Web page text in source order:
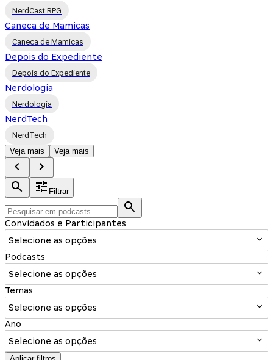
NerdCast RPG
Caneca de Mamicas
Caneca de Mamicas
Depois do Expediente
Depois do Expediente
Nerdologia
Nerdologia
NerdTech
NerdTech
Veja mais
Veja mais
Filtrar
Convidados e Participantes
Selecione as opções
Podcasts
Selecione as opções
Temas
Selecione as opções
Ano
Selecione as opções